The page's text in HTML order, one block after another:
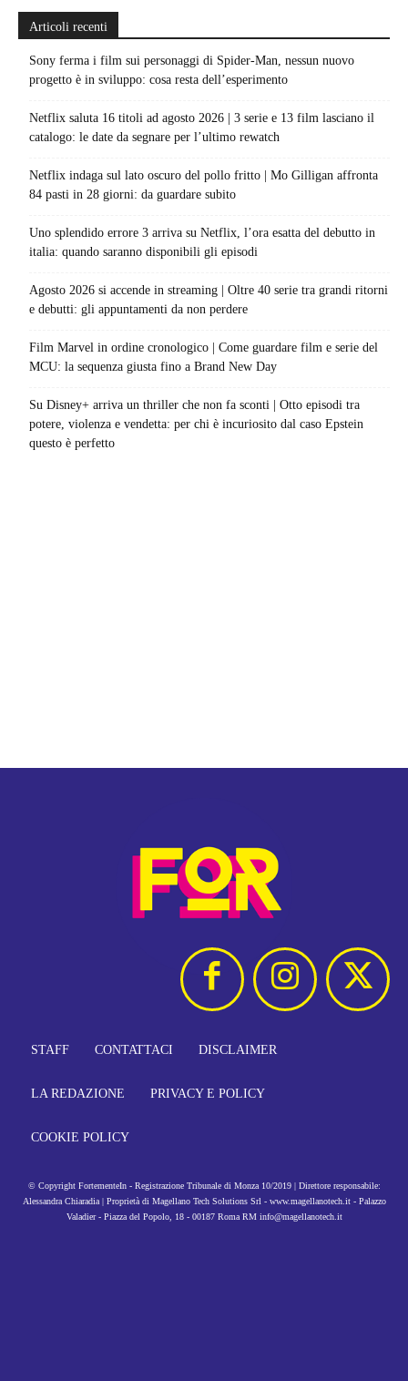
Articoli recenti
Sony ferma i film sui personaggi di Spider-Man, nessun nuovo
progetto è in sviluppo: cosa resta dell’esperimento
Netflix saluta 16 titoli ad agosto 2026 | 3 serie e 13 film lasciano il
catalogo: le date da segnare per l’ultimo rewatch
Netflix indaga sul lato oscuro del pollo fritto | Mo Gilligan affronta
84 pasti in 28 giorni: da guardare subito
Uno splendido errore 3 arriva su Netflix, l’ora esatta del debutto in
italia: quando saranno disponibili gli episodi
Agosto 2026 si accende in streaming | Oltre 40 serie tra grandi ritorni
e debutti: gli appuntamenti da non perdere
Film Marvel in ordine cronologico | Come guardare film e serie del
MCU: la sequenza giusta fino a Brand New Day
Su Disney+ arriva un thriller che non fa sconti | Otto episodi tra
potere, violenza e vendetta: per chi è incuriosito dal caso Epstein
questo è perfetto
STAFF CONTATTACI DISCLAIMER
LA REDAZIONE PRIVACY E POLICY
COOKIE POLICY
© Copyright FortementeIn - Registrazione Tribunale di Monza 10/2019 | Direttore responsabile:
Alessandra Chiaradia | Proprietà di Magellano Tech Solutions Srl - www.magellanotech.it - Palazzo
Valadier - Piazza del Popolo, 18 - 00187 Roma RM info@magellanotech.it